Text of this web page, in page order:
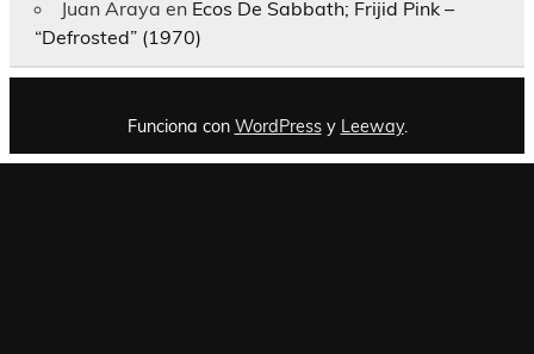
Juan Araya en Ecos De Sabbath; Frijid Pink –
“Defrosted” (1970)
Funciona con WordPressy Leeway.